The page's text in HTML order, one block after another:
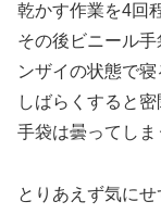
乾かす作業を4回
その後ビニール
ンザイの状態で寝
しばらくすると
手袋は曇ってしま
とりあえず気に